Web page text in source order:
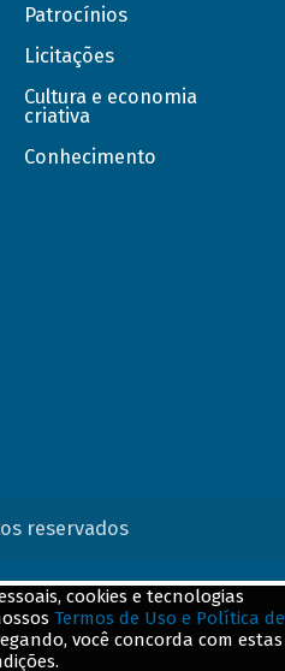
Patrocínios
Licitações
Cultura e economia
criativa
Conhecimento
reservados
cookies e tecnologias
Termos de Uso e Política de
você concorda com estas